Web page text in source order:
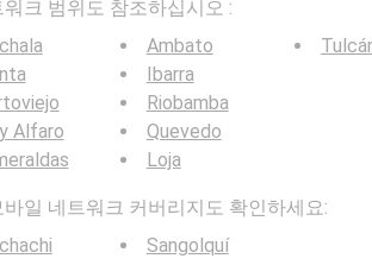
크 범위도 참조하십시오 :
Alfaro
Ambato
Ibarra
Riobamba
Quevedo
Loja
일 네트워크 커버리지도 확인하세요:
Sangolquí